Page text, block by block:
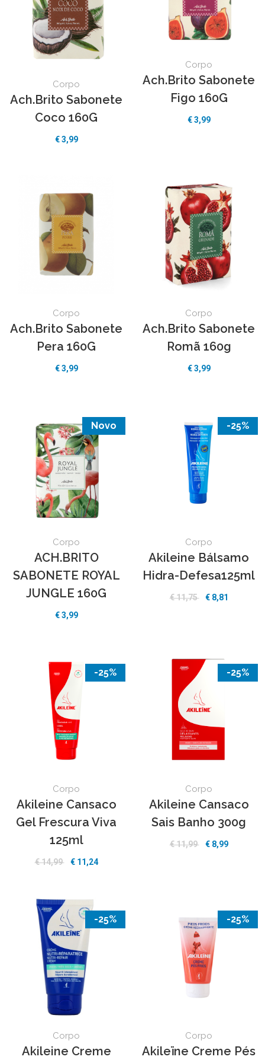
Martiderm(2)
Okeeffes(4)
Salvelox(1)
Scholl(2)
Cerave(4)
Sudocrem(1)
Spray(5)
Stick(1)
Corpo
Ach.Brito Sabonete
Coco 160G
€ 3,99
Corpo
Ach.Brito Sabonete
Figo 160G
€ 3,99
Corpo
Ach.Brito Sabonete
Pera 160G
€ 3,99
Corpo
Ach.Brito Sabonete
Romã 160g
€ 3,99
Novo
Corpo
ACH.BRITO
SABONETE ROYAL
JUNGLE 160G
€ 3,99
-25%
Corpo
Akileine Bálsamo
Hidra-Defesa125ml
€ 11,75 € 8,81
-25%
Corpo
Akileine Cansaco
Gel Frescura Viva
125ml
€ 14,99 € 11,24
-25%
Corpo
Akileine Cansaco
Sais Banho 300g
€ 11,99 € 8,99
-25%
Corpo
Akileine Creme
-25%
Corpo
Akileïne Creme Pés